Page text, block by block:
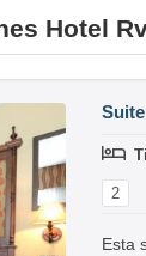
Hotel
Suite
2
Esta